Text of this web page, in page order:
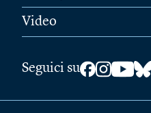
Video
Seguici su